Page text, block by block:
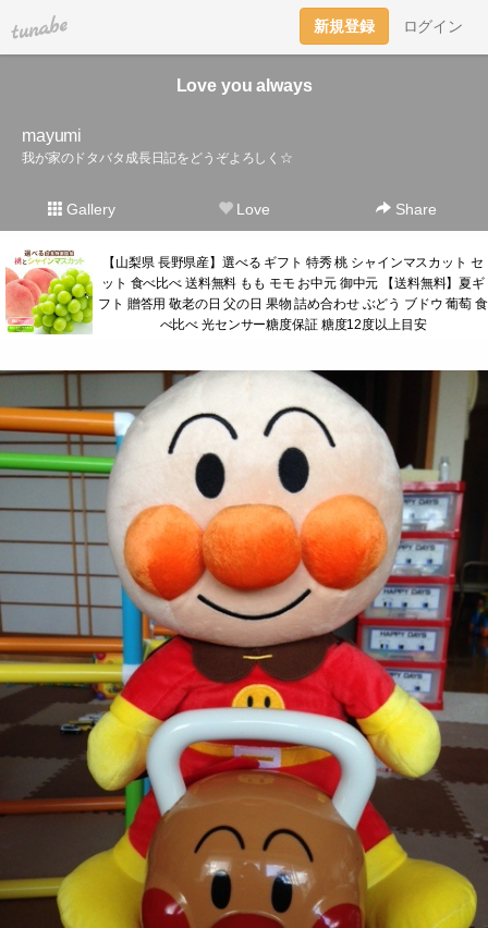
tuna.be 新規登録 ログイン
Love you always
mayumi
我が家のドタバタ成長日記をどうぞよろしく☆
Gallery Love Share
【山梨県 長野県産】選べる ギフト 特秀 桃 シャインマスカット セ
ット 食べ比べ 送料無料 もも モモ お中元 御中元 【送料無料】夏ギ
フト 贈答用 敬老の日 父の日 果物 詰め合わせ ぶどう ブドウ 葡萄 食
べ比べ 光センサー糖度保証 糖度12度以上目安